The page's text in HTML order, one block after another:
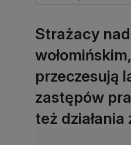
Strażacy
przeczesują
zastępów
też działania